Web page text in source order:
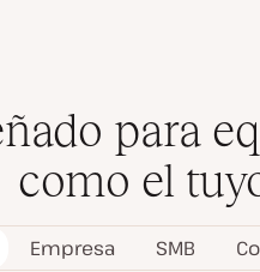
para
como el
Empresa SMB